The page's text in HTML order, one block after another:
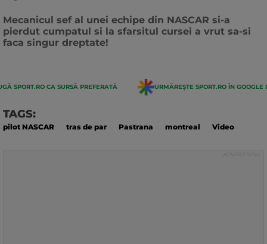
Mecanicul sef al unei echipe din NASCAR si-a
pierdut cumpatul si la sfarsitul cursei a vrut sa-si
faca singur dreptate!
SPORT.RO CA SURSĂ PREFERATĂ URMĂREȘTE SPORT.RO ÎN GOOGLE
TAGS:
pilot NASCAR tras de par Pastrana montreal Video